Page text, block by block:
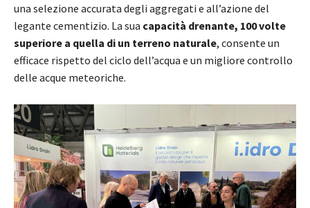
una selezione accurata degli aggregati e all’azione del
legante cementizio. La sua capacità drenante, 100 volte
superiore a quella di un terreno naturale, consente un
efficace rispetto del ciclo dell’acqua e un migliore controllo
delle acque meteoriche.